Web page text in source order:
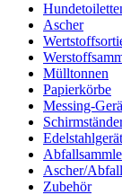
Ascher
Mülltonnen
Papierkörbe
Messing-
Ascher/
Zubehör